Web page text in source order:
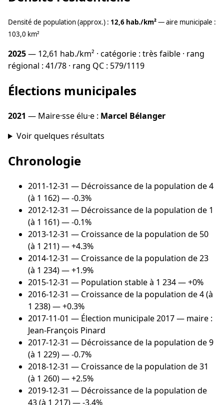
Densité de population (approx.) : 12,6 hab./km²— aire municipale :
103,0 km²
2025— 12,61 hab./km² · catégorie : très faible · rang
régional : 41/78 · rang QC : 579/1119
Élections municipales
2021 — Maire·sse élu·e : Marcel Bélanger
Voir quelques résultats
Chronologie
2011-12-31 — Décroissance de la population de 4
(à 1 162) — -0.3%
2012-12-31 — Décroissance de la population de 1
(à 1 161) — -0.1%
2013-12-31 — Croissance de la population de 50
(à 1 211) — +4.3%
2014-12-31 — Croissance de la population de 23
(à 1 234) — +1.9%
2015-12-31 — Population stable à 1 234 — +0%
2016-12-31 — Croissance de la population de 4 (à
1 238) — +0.3%
2017-11-01 — Élection municipale 2017 — maire :
Jean-François Pinard
2017-12-31 — Décroissance de la population de 9
(à 1 229) — -0.7%
2018-12-31 — Croissance de la population de 31
(à 1 260) — +2.5%
2019-12-31 — Décroissance de la population de
43 (à 1 217) — -3.4%